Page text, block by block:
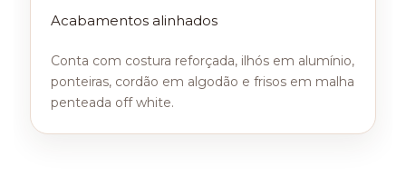
Acabamentos alinhados
Conta com costura reforçada, ilhós em alumínio,
ponteiras, cordão em algodão e frisos em malha
penteada off white.